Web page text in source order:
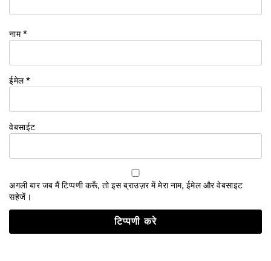
नाम*
ईमेल*
वेबसाईट
अगली बार जब मैं टिप्पणी करूँ, तो इस ब्राउज़र में मेरा नाम, ईमेल और वेबसाइट
सहेजें।